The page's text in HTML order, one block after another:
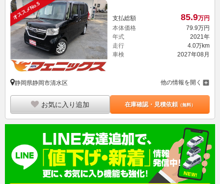
オススメNo.5 支払総額 85.9万円
本体価格
79.9万円
年式
2021年
走行
4.0万km
車検
2027年08月
静岡県静岡市清水区 他の情報を開く
お気に入り追加 在庫確認・見積依頼（無料）